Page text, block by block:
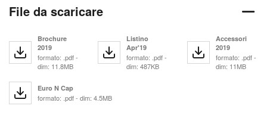
File da scaricare
Brochure
2019
formato: .pdf -
dim: 11.8MB
Listino
Apr'19
formato: .pdf -
dim: 487KB
Accessori
2019
formato: .pdf -
dim: 11MB
Euro N Cap
formato: .pdf - dim: 4.5MB